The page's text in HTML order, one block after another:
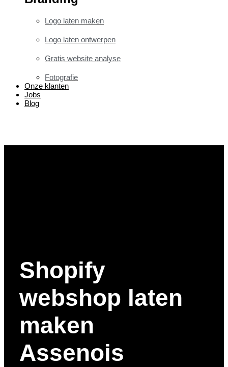
Logo laten maken
Logo laten ontwerpen
Gratis website analyse
Fotografie
Onze klanten
Jobs
Blog
Shopify
webshop laten
maken
Assenois